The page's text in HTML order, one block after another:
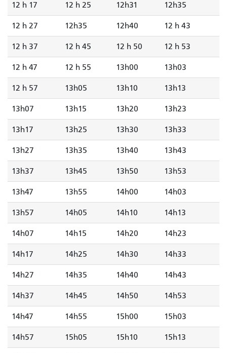
12 h 17 12 h 25 12h31 12h35
12 h 27 12h35 12h40 12 h 43
12 h 37 12 h 45 12 h 50 12 h 53
12 h 47 12 h 55 13h00 13h03
12 h 57 13h05 13h10 13h13
13h07 13h15 13h20 13h23
13h17 13h25 13h30 13h33
13h27 13h35 13h40 13h43
13h37 13h45 13h50 13h53
13h47 13h55 14h00 14h03
13h57 14h05 14h10 14h13
14h07 14h15 14h20 14h23
14h17 14h25 14h30 14h33
14h27 14h35 14h40 14h43
14h37 14h45 14h50 14h53
14h47 14h55 15h00 15h03
14h57 15h05 15h10 15h13